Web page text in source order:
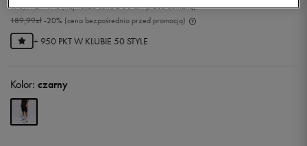
189,99zł-20% (cena bezpośrednio przed promocją)
170,99zł-11%(najniższa cena z 30 dni przed obniżką)
+ 950 PKT W KLUBIE 50 STYLE
Kolor: czarny